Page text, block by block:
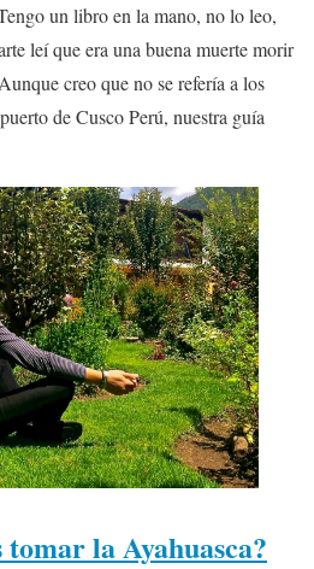
un libro en la mano, no lo leo,
leí que era una buena muerte morir
creo que no se refería a los
de Cusco Perú, nuestra guía
la Ayahuasca?